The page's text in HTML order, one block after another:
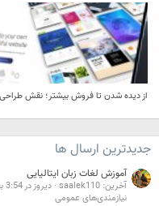
از دیده شدن تا فروش بیشتر؛ نقش
جدیدترین ارسال ها
آموزش لغات زبان ایتالیایی
آخرین: saalek110
دیروز در 3:54 بعد از ظهر
نیازمندی‌های عمومی